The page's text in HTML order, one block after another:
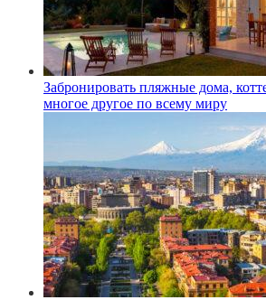
Забронировать пляжные дома,
многое другое по всему миру